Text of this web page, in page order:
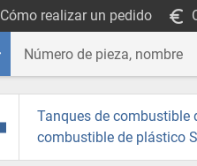
Cómo realizar un pedido
Tanques de combustible
combustible de plástico